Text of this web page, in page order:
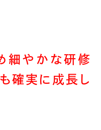
細やかな研修
確実に成長し